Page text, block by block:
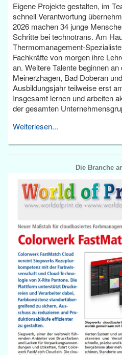
Eigene Projekte gestalten, im
schnell Verantwortung
2026 machen 34 junge
Schritte bei technotrans. Am
Thermomanagement-
Fachkräfte von morgen ihre
an. Weitere Talente beginnen
Meinerzhagen, Bad Doberan
Ausbildungsjahr teilweise erst
Insgesamt lernen und arbeiten
der gesamten
Weiterlesen...
Die Branche